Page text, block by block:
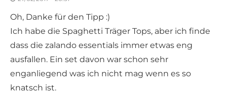
Oh, Danke für den Tipp :)
Ich habe die Spaghetti Träger Tops, aber ich finde
dass die zalando essentials immer etwas eng
ausfallen. Ein set davon war schon sehr
enganliegend was ich nicht mag wenn es so
knatsch ist.